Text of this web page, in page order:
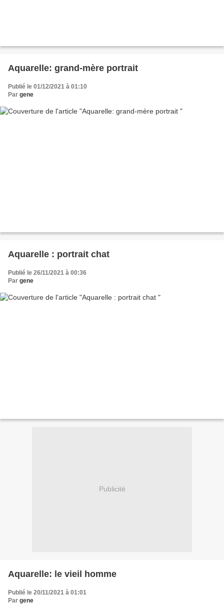
Aquarelle: grand-mère portrait
Publié le 01/12/2021 à 01:10
Par gene
Aquarelle : portrait chat
Publié le 26/11/2021 à 00:36
Par gene
Publicité
Aquarelle: le vieil homme
Publié le 20/11/2021 à 01:01
Par gene